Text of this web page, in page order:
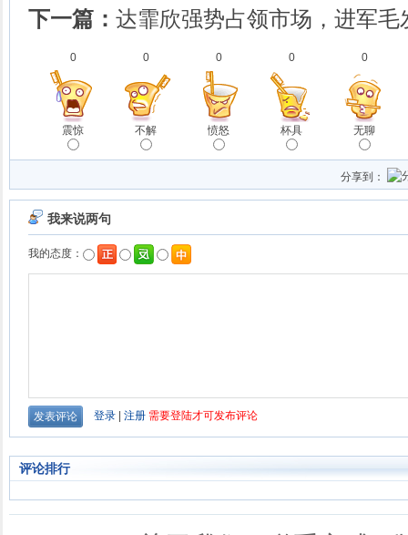
下一篇： 达霏欣强势占领市场，进军毛
0
震惊
0
不解
0
愤怒
0
杯具
0
无聊
分享到：
评论排行